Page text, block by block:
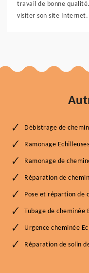
travail de bonne
visiter son site Internet.
Débistrage de
Ramonage
Ramonage de
Réparation de
Pose et répartion de
Tubage de cheminée
Urgence cheminée
Réparation de solin